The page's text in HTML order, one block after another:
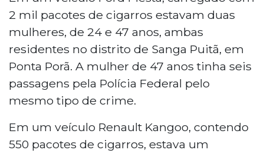
2 mil pacotes de cigarros estavam duas
mulheres, de 24 e 47 anos, ambas
residentes no distrito de Sanga Puitã, em
Ponta Porã. A mulher de 47 anos tinha seis
passagens pela Polícia Federal pelo
mesmo tipo de crime.
Em um veículo Renault Kangoo, contendo
550 pacotes de cigarros, estava um